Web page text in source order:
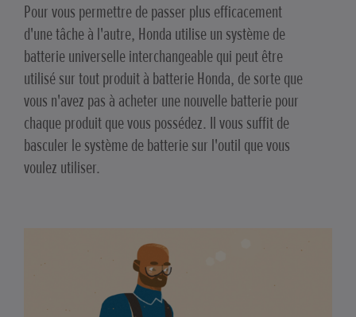
Pour vous permettre de passer plus efficacement
d'une tâche à l'autre, Honda utilise un système de
batterie universelle interchangeable qui peut être
utilisé sur tout produit à batterie Honda, de sorte que
vous n'avez pas à acheter une nouvelle batterie pour
chaque produit que vous possédez. Il vous suffit de
basculer le système de batterie sur l'outil que vous
voulez utiliser.